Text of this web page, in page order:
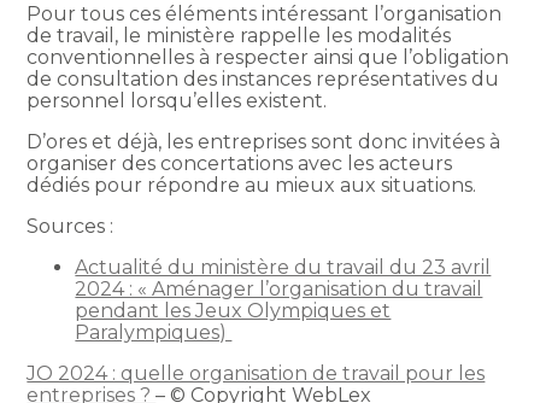
Pour tous ces éléments intéressant l’organisation
de travail, le ministère rappelle les modalités
conventionnelles à respecter ainsi que l’obligation
de consultation des instances représentatives du
personnel lorsqu’elles existent.
D’ores et déjà, les entreprises sont donc invitées à
organiser des concertations avec les acteurs
dédiés pour répondre au mieux aux situations.
Sources :
Actualité du ministère du travail du 23 avril
2024 : « Aménager l’organisation du travail
pendant les Jeux Olympiques et
Paralympiques)
JO 2024 : quelle organisation de travail pour les
entreprises ?– © Copyright WebLex